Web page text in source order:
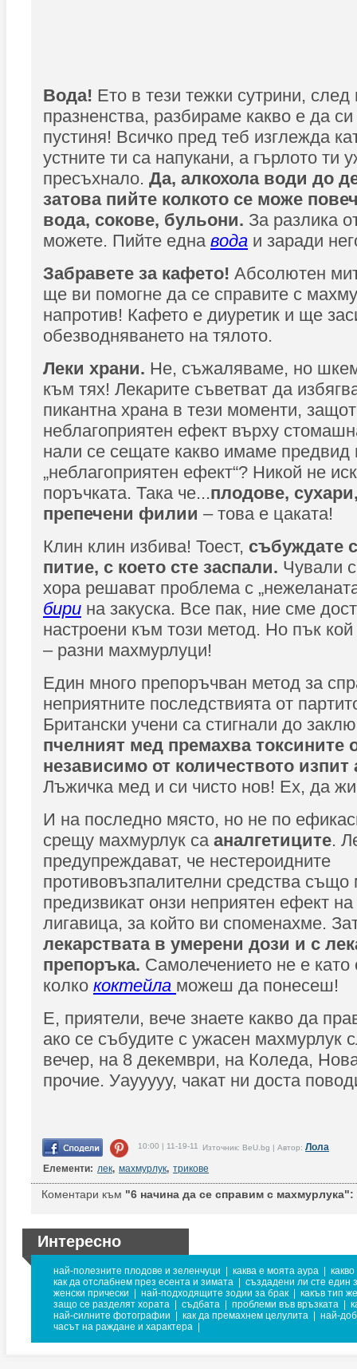
Вода! Ето в тези тежки сутрини, след
празненства, разбираме какво е да
пустиня! Всичко пред теб изглежда
устните ти са напукани, а гърлото ти
пресъхнало. Да, алкохола води до
затова пийте колкото се може
вода, сокове, бульони. За разлика
можете. Пийте една вода и заради
Забравете за кафето! Абсолютен
ще ви помогне да се справите с
напротив! Кафето е диуретик и ще
обезводняването на тялото.
Леки храни. Не, съжаляваме, но
към тях! Лекарите съветват да
пикантна храна в тези моменти,
неблагоприятен ефект върху
нали се сещате какво имаме предвид
„неблагоприятен ефект“? Никой не
поръчката. Така че...плодове,
препечени филии – това е цаката!
Клин клин избива! Тоест, събуждате
питие, с което сте заспали. Чували
хора решават проблема с
бири на закуска. Все пак, ние сме
настроени към този метод. Но пък
– разни махмурлуци!
Един много препоръчван метод за
неприятните последствията от
Британски учени са стигнали до
пчелният мед премахва токсините
независимо от количеството изпит
Лъжичка мед и си чисто нов! Ех, да
И на последно място, но не по
срещу махмурлук са аналгетиците.
предупреждават, че нестероидните
противовъзпалителни средства също
предизвикат онзи неприятен ефект
лигавица, за който ви споменахме.
лекарствата в умерени дози и с
препоръка. Самолечението не е като
колко коктейла можеш да понесеш!
Е, приятели, вече знаете какво да
ако се събудите с ужасен махмурлук
вечер, на 8 декември, на Коледа,
прочие. Уаууууу, чакат ни доста
10:00 | 11-19-11 Източник: BeU.bg | Автор: Лола
Елементи: лек, махмурлук, трикове
Коментари към "6 начина да се справим с махмурлука":
Интересно
най-полезните плодове и зеленчуци каква е моята аура
как да отслабнем през есента и зимата
създадени ли сте един
женски прически
най-подходящите зодии за брак
какъв тип
защо се разделят хората
съдбата проблеми във връзката
най-силните фотографии
как да премахнем целулита
най-
часът на раждане и характера